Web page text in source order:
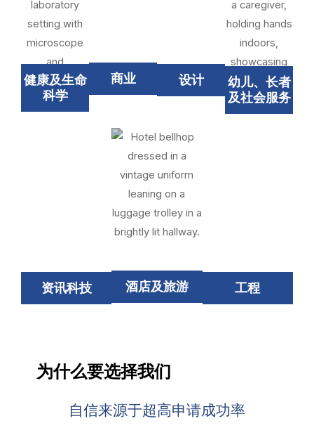
健康及生命
科学
商业 设计
幼儿、长者
及社会服务
资讯科技 酒店及旅游 工程
为什么要选择我们
自信来源于超高申请成功率